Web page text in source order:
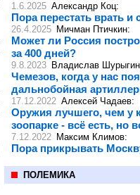
1.6.2025 Александр Коц:
Пора перестать врать и
26.4.2025 Мичман Птичкин:
Может ли Россия
за 400 дней?
9.8.2023 Владислав Шурыгин
Чемезов, когда у нас
дальнобойная
17.12.2022 Алексей Чадаев:
Оружия лучшего, чем у
зоопарке - всё есть, но
7.12.2022 Максим Климов:
Пора прикрывать
ПОЛЕМИКА